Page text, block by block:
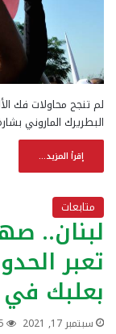
لم تنجح محاولات فك
البطريرك الماروني
إقرأ المزيد...
متابعات
لبنان..
تعبر
بعلبك
سبتمبر 17, 2021